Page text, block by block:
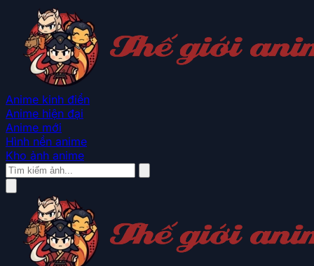
Anime kinh điển
Anime hiện đại
Anime mới
Hình nền anime
Kho ảnh anime